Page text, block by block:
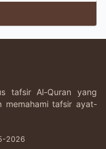
tafsir Al-Quran yang
memahami tafsir ayat-
2026